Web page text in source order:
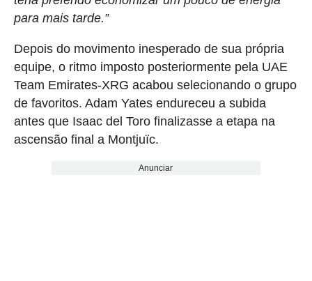
para mais tarde.”
Depois do movimento inesperado de sua própria
equipe, o ritmo imposto posteriormente pela UAE
Team Emirates-XRG acabou selecionando o grupo
de favoritos. Adam Yates endureceu a subida
antes que Isaac del Toro finalizasse a etapa na
ascensão final a Montjuïc.
Anunciar